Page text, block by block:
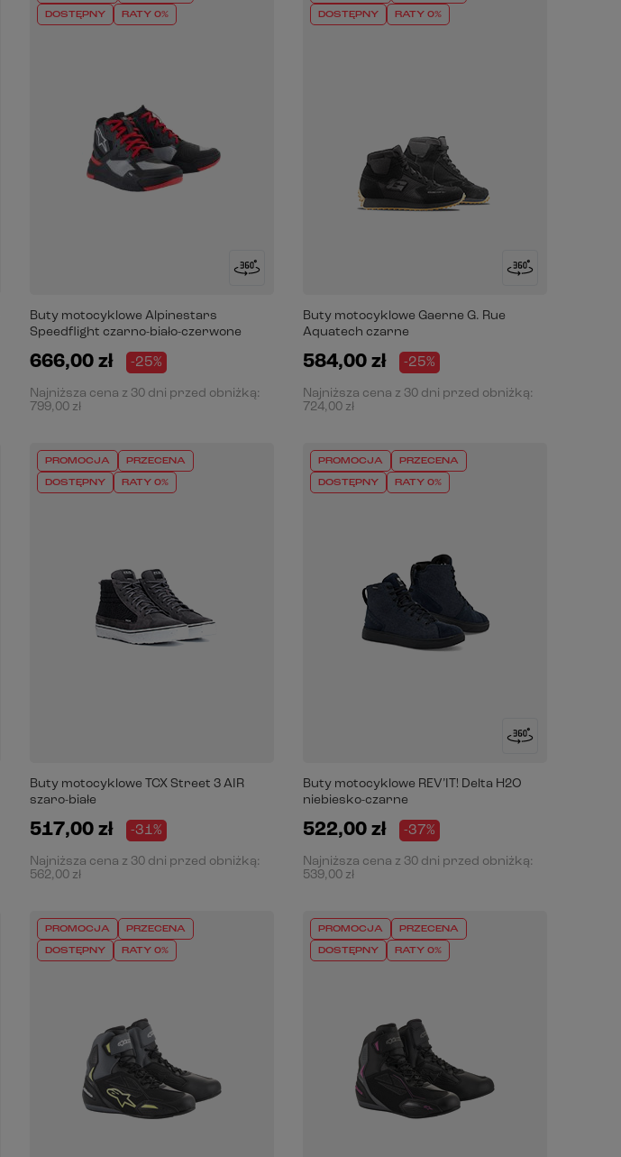
DOSTĘPNY RATY 0%
Buty motocyklowe Alpinestars
Speedflight czarno-biało-czerwone
666,00 zł -25%
Najniższa cena z 30 dni przed obniżką:
799,00 zł
DOSTĘPNY RATY 0%
Buty motocyklowe Gaerne G. Rue
Aquatech czarne
584,00 zł -25%
Najniższa cena z 30 dni przed obniżką:
724,00 zł
PROMOCJA PRZECENA
DOSTĘPNY RATY 0%
Buty motocyklowe TCX Street 3 AIR
szaro-białe
517,00 zł -31%
Najniższa cena z 30 dni przed obniżką:
562,00 zł
PROMOCJA PRZECENA
DOSTĘPNY RATY 0%
Buty motocyklowe REV’IT! Delta H2O
niebiesko-czarne
522,00 zł -37%
Najniższa cena z 30 dni przed obniżką:
539,00 zł
PROMOCJA PRZECENA
DOSTĘPNY RATY 0%
PROMOCJA PRZECENA
DOSTĘPNY RATY 0%